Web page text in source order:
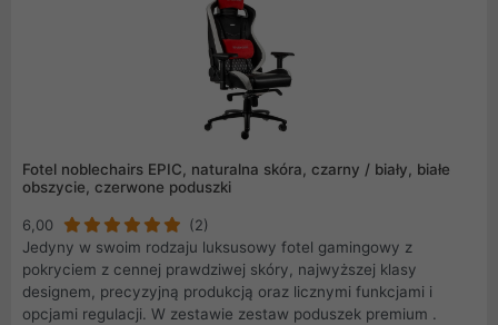
Fotel noblechairs EPIC, naturalna skóra, czarny / biały, białe
obszycie, czerwone poduszki
6,00
(2)
Jedyny w swoim rodzaju luksusowy fotel gamingowy z
pokryciem z cennej prawdziwej skóry, najwyższej klasy
designem, precyzyjną produkcją oraz licznymi funkcjami i
opcjami regulacji. W zestawie zestaw poduszek premium .